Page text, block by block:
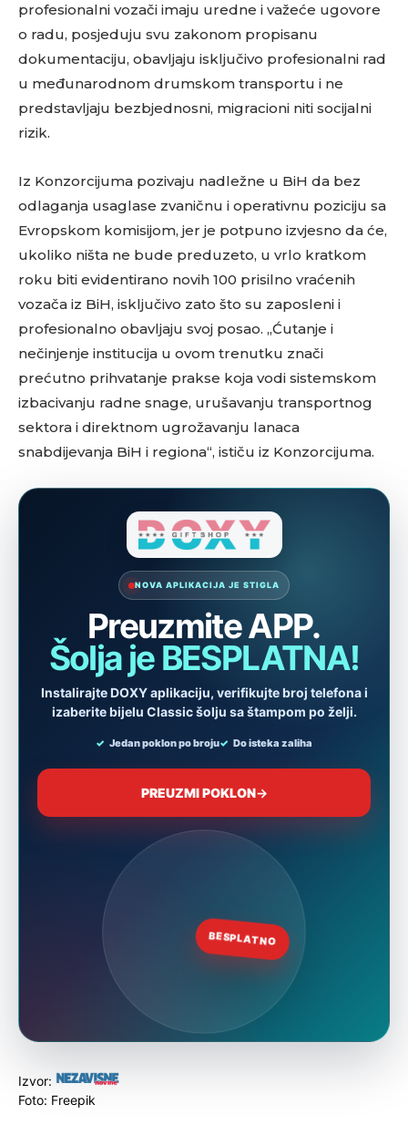
profesionalni vozači imaju uredne i važeće ugovore
o radu, posjeduju svu zakonom propisanu
dokumentaciju, obavljaju isključivo profesionalni rad
u međunarodnom drumskom transportu i ne
predstavljaju bezbjednosni, migracioni niti socijalni
rizik.
Iz Konzorcijuma pozivaju nadležne u BiH da bez
odlaganja usaglase zvaničnu i operativnu poziciju sa
Evropskom komisijom, jer je potpuno izvjesno da će,
ukoliko ništa ne bude preduzeto, u vrlo kratkom
roku biti evidentirano novih 100 prisilno vraćenih
vozača iz BiH, isključivo zato što su zaposleni i
profesionalno obavljaju svoj posao. „Ćutanje i
nečinjenje institucija u ovom trenutku znači
prećutno prihvatanje prakse koja vodi sistemskom
izbacivanju radne snage, urušavanju transportnog
sektora i direktnom ugrožavanju lanaca
snabdijevanja BiH i regiona“, ističu iz Konzorcijuma.
Izvor:
Foto: Freepik